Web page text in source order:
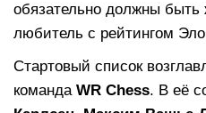
обязательно должны быть
любитель с рейтингом
Стартовый список
команда WR Chess. В её